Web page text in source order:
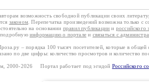
возможность свободной публикации своих
законом . Перепечатка произведений возможна только с
на основании правил публикации и российского
подробную информацию о портале и связаться с
– порядка 100 тысяч посетителей, которые в
по две цифры: количество просмотров и количество
2000-2026 Портал работает под эгидой Российского